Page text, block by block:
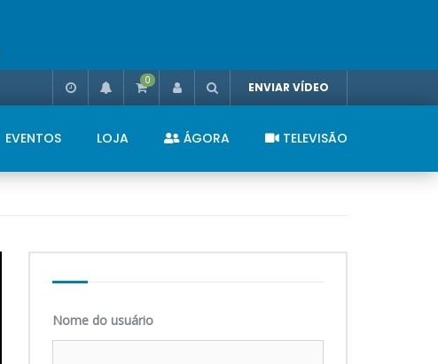
0 ENVIAR VÍDEO
EVENTOS LOJA ÁGORA TELEVISÃO
Nome do usuário